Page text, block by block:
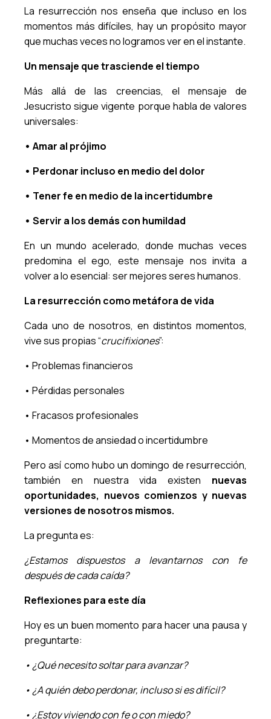
La resurrección nos enseña que incluso en los
momentos más difíciles, hay un propósito mayor
que muchas veces no logramos ver en el instante.
Un mensaje que trasciende el tiempo
Más allá de las creencias, el mensaje de
Jesucristo sigue vigente porque habla de valores
universales:
• Amar al prójimo
• Perdonar incluso en medio del dolor
• Tener fe en medio de la incertidumbre
• Servir a los demás con humildad
En un mundo acelerado, donde muchas veces
predomina el ego, este mensaje nos invita a
volver a lo esencial: ser mejores seres humanos.
La resurrección como metáfora de vida
Cada uno de nosotros, en distintos momentos,
vive sus propias “crucifixiones”:
• Problemas financieros
• Pérdidas personales
• Fracasos profesionales
• Momentos de ansiedad o incertidumbre
Pero así como hubo un domingo de resurrección,
también en nuestra vida existen nuevas
oportunidades, nuevos comienzos y nuevas
versiones de nosotros mismos.
La pregunta es:
¿Estamos dispuestos a levantarnos con fe
después de cada caída?
Reflexiones para este día
Hoy es un buen momento para hacer una pausa y
preguntarte:
• ¿Qué necesito soltar para avanzar?
• ¿A quién debo perdonar, incluso si es difícil?
• ¿Estoy viviendo con fe o con miedo?